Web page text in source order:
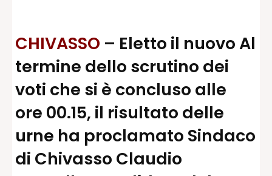
Normativa sul fact-checking
Normativa sulle correzioni
Normativa deontologica
CHIVASSO – Eletto il nuovo Al
termine dello scrutino dei
voti che si è concluso alle
ore 00.15, il risultato delle
urne ha proclamato Sindaco
di Chivasso Claudio